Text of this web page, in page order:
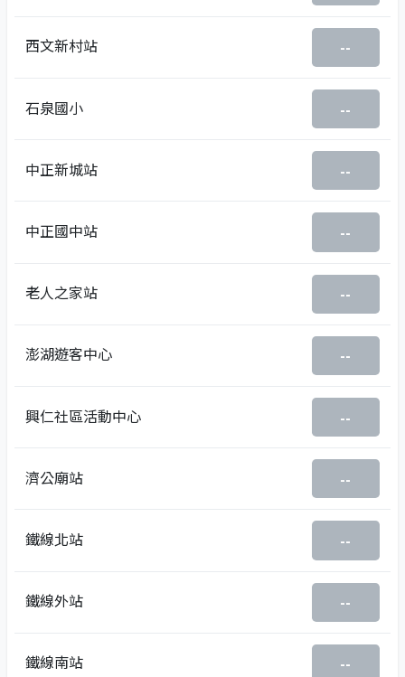
西文新村站 --
石泉國小 --
中正新城站 --
中正國中站 --
老人之家站 --
澎湖遊客中心 --
興仁社區活動中心 --
濟公廟站 --
鐵線北站 --
鐵線外站 --
鐵線南站 --